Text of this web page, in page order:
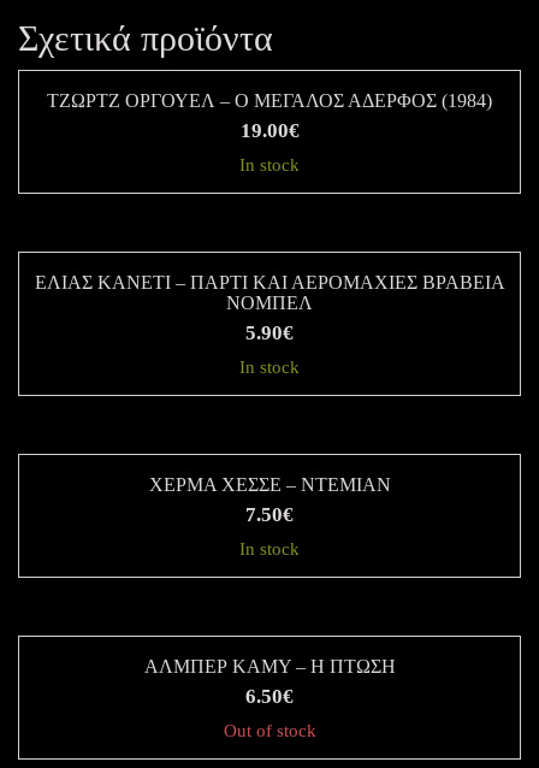
ΤΟΥ
ΑΡΘΟΥΡ
ΓΚΟΝΤΟΝ
Σχετικά προϊόντα
ΤΖΩΡΤΖ ΟΡΓΟΥΕΛ – Ο ΜΕΓΑΛΟΣ ΑΔΕΡΦΟΣ (1984)
19.00€
In stock
ΕΛΙΑΣ ΚΑΝΕΤΙ – ΠΑΡΤΙ ΚΑΙ ΑΕΡΟΜΑΧΙΕΣ ΒΡΑΒΕΙΑ
ΝΟΜΠΕΛ
5.90€
In stock
ΧΕΡΜΑ ΧΕΣΣΕ – ΝΤΕΜΙΑΝ
7.50€
In stock
ΑΛΜΠΕΡ ΚΑΜΥ – Η ΠΤΩΣΗ
6.50€
Out of stock